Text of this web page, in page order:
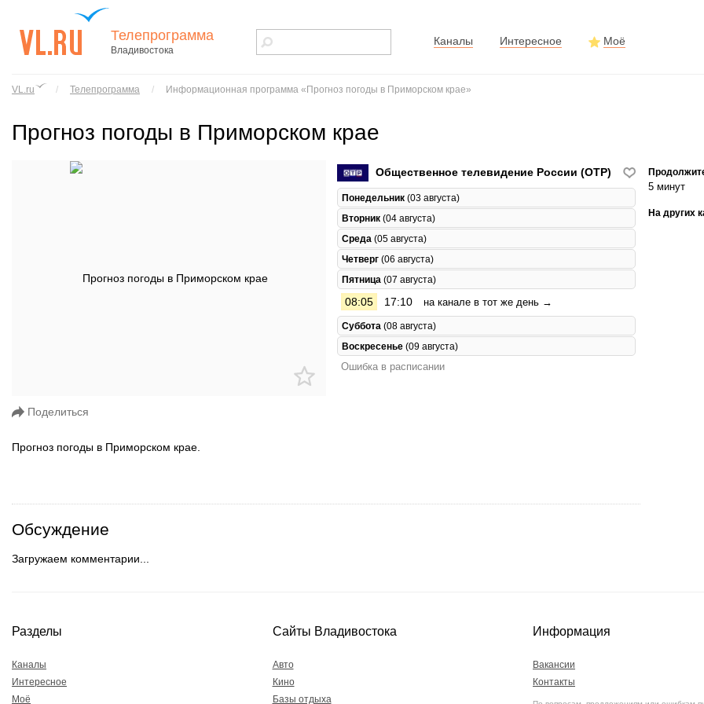
города
Владивостока
Телепрограмма
Владивостока
Каналы Интересное Моё
VL.ru / Телепрограмма / Информационная программа «Прогноз погоды в Приморском крае»
Прогноз погоды в Приморском крае
Поделиться
Общественное телевидение России (ОТР)
Понедельник (03 августа)
Вторник (04 августа)
Среда (05 августа)
Четверг (06 августа)
Пятница (07 августа)
08:05 17:10 на канале в тот же день →
Суббота (08 августа)
Воскресенье (09 августа)
Ошибка в расписании
Прогноз погоды в Приморском крае.
5 минут
На других
Обсуждение
Загружаем комментарии...
Разделы
Каналы
Интересное
Моё
Сайты Владивостока
Авто
Кино
Базы отдыха
Информация
Вакансии
Контакты